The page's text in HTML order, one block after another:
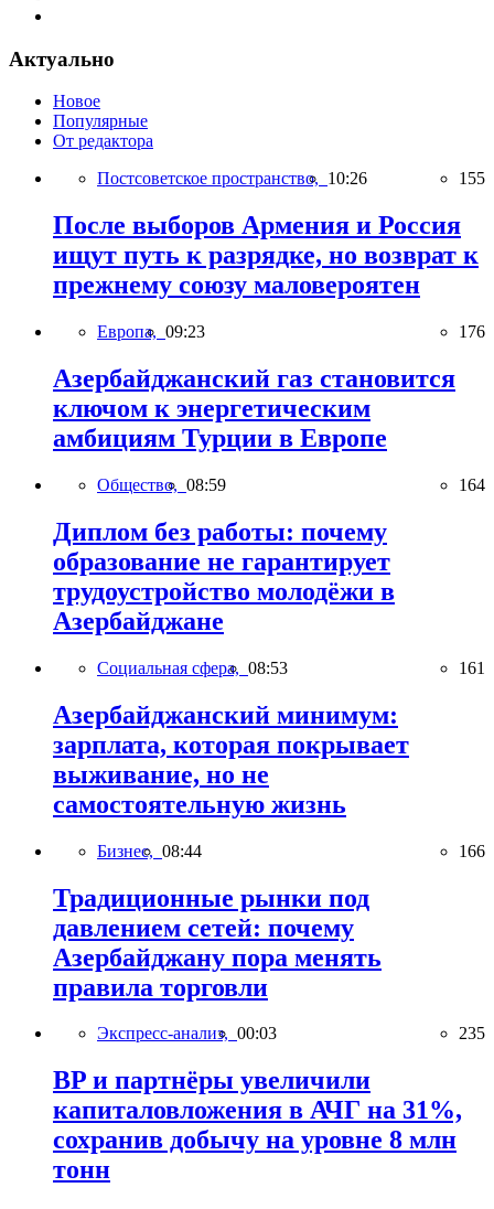
Актуально
Новое
Популярные
От редактора
Постсоветское пространство, 10:26 155
После выборов Армения и Россия
ищут путь к разрядке, но возврат к
прежнему союзу маловероятен
Европа, 09:23 176
Азербайджанский газ становится
ключом к энергетическим
амбициям Турции в Европе
Общество, 08:59 164
Диплом без работы: почему
образование не гарантирует
трудоустройство молодёжи в
Азербайджане
Социальная сфера, 08:53 161
Азербайджанский минимум:
зарплата, которая покрывает
выживание, но не
самостоятельную жизнь
Бизнес, 08:44 166
Традиционные рынки под
давлением сетей: почему
Азербайджану пора менять
правила торговли
Экспресс-анализ, 00:03 235
BP и партнёры увеличили
капиталовложения в АЧГ на 31%,
сохранив добычу на уровне 8 млн
тонн